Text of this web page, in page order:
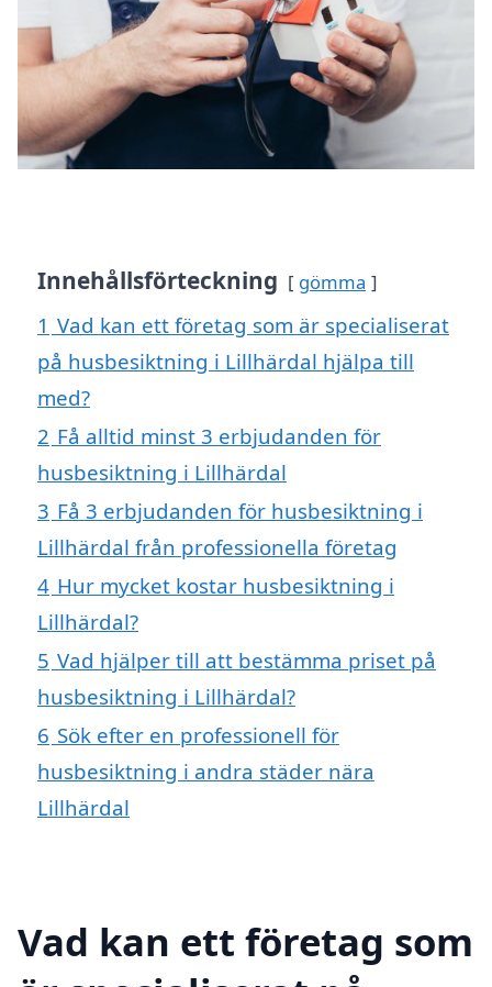
Innehållsförteckning gömma
1 Vad kan ett företag som är specialiserat
på husbesiktning i Lillhärdal hjälpa till
med?
2 Få alltid minst 3 erbjudanden för
husbesiktning i Lillhärdal
3 Få 3 erbjudanden för husbesiktning i
Lillhärdal från professionella företag
4 Hur mycket kostar husbesiktning i
Lillhärdal?
5 Vad hjälper till att bestämma priset på
husbesiktning i Lillhärdal?
6 Sök efter en professionell för
husbesiktning i andra städer nära
Lillhärdal
Vad kan ett företag som